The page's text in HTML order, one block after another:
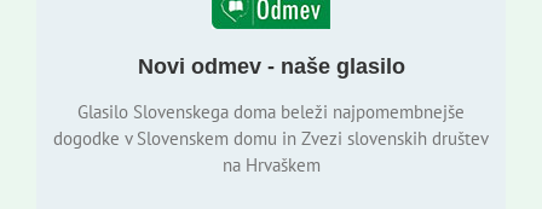
Novi odmev - naše glasilo
Glasilo Slovenskega doma beleži najpomembnejše
dogodke v Slovenskem domu in Zvezi slovenskih društev
na Hrvaškem